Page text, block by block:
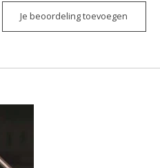
Je beoordeling toevoegen